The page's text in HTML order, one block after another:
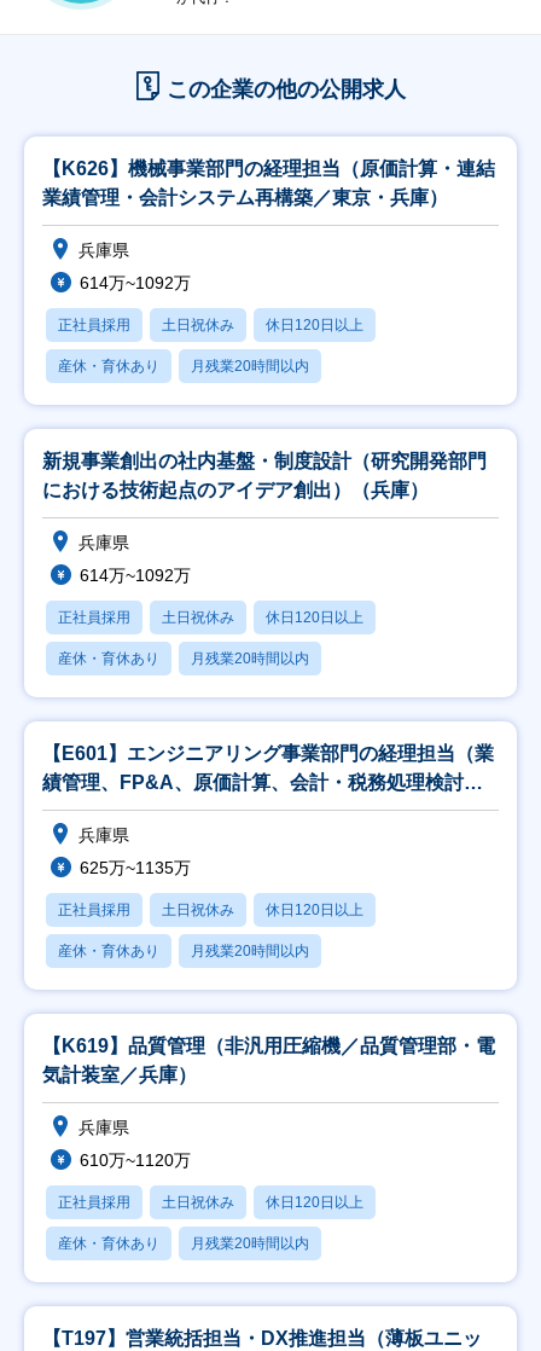
この企業の他の公開求人
【K626】機械事業部門の経理担当（原価計算・連結
業績管理・会計システム再構築／東京・兵庫）
兵庫県
614万~1092万
正社員採用 土日祝休み 休日120日以上
産休・育休あり 月残業20時間以内
新規事業創出の社内基盤・制度設計（研究開発部門
における技術起点のアイデア創出）（兵庫）
兵庫県
614万~1092万
正社員採用 土日祝休み 休日120日以上
産休・育休あり 月残業20時間以内
【E601】エンジニアリング事業部門の経理担当（業
績管理、FP&A、原価計算、会計・税務処理検討、
監
兵庫県
625万~1135万
正社員採用 土日祝休み 休日120日以上
産休・育休あり 月残業20時間以内
【K619】品質管理（非汎用圧縮機／品質管理部・電
気計装室／兵庫）
兵庫県
610万~1120万
正社員採用 土日祝休み 休日120日以上
産休・育休あり 月残業20時間以内
【T197】営業統括担当・DX推進担当（薄板ユニッ